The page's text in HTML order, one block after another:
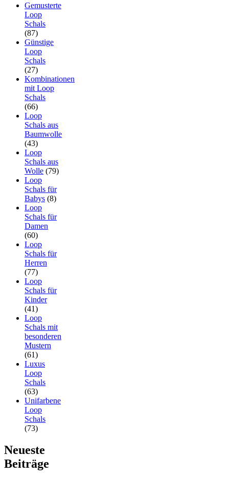
Gemusterte
Loop
Schals
(87)
Günstige
Loop
Schals
(27)
Kombinationen
mit Loop
Schals
(66)
Loop
Schals aus
Baumwolle
(43)
Loop
Schals aus
Wolle (79)
Loop
Schals für
Babys (8)
Loop
Schals für
Damen
(60)
Loop
Schals für
Herren
(77)
Loop
Schals für
Kinder
(41)
Loop
Schals mit
besonderen
Mustern
(61)
Luxus
Loop
Schals
(63)
Unifarbene
Loop
Schals
(73)
Neueste
Beiträge